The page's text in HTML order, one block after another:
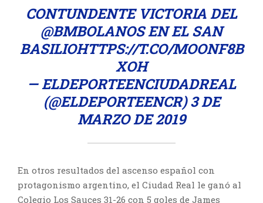
CONTUNDENTE VICTORIA DEL
@BMBOLANOSEN EL SAN
BASILIOHTTPS://T.CO/MOONF8B
XOH
— ELDEPORTEENCIUDADREAL
(@ELDEPORTEENCR)3 DE
MARZO DE 2019
En otros resultados del ascenso español con
protagonismo argentino, el Ciudad Real le ganó al
Colegio Los Sauces 31-26 con 5 goles de James